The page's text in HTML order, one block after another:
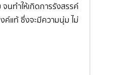
นทำให้เกิดการรังสรรค์
ค์แท้ ซึ่งจะมีความนุ่ม ไม่